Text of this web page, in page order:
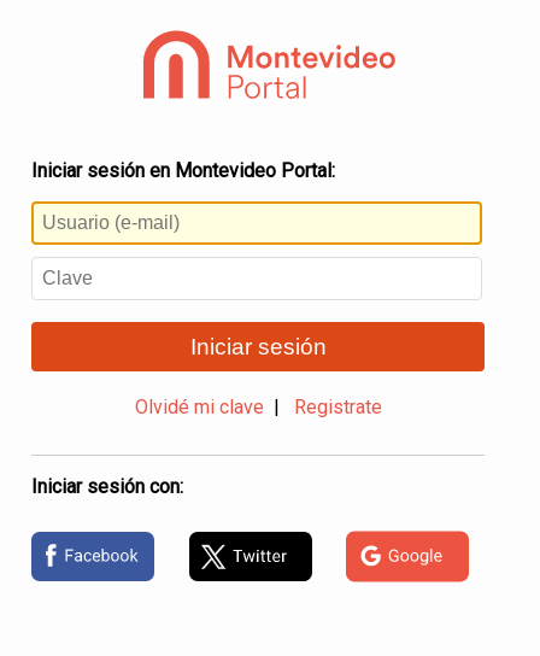
Iniciar sesión en Montevideo Portal:
Iniciar sesión
Olvidé mi clave Registrate
Iniciar sesión con: